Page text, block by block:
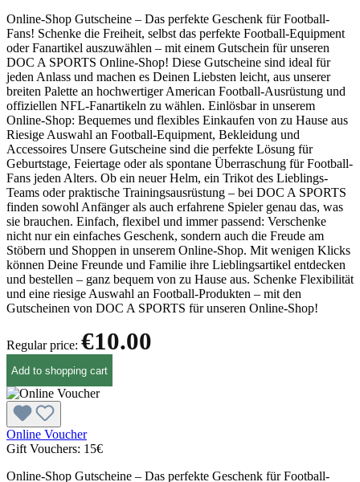
Online-Shop Gutscheine – Das perfekte Geschenk für Football-
Fans! Schenke die Freiheit, selbst das perfekte Football-Equipment
oder Fanartikel auszuwählen – mit einem Gutschein für unseren
DOC A SPORTS Online-Shop! Diese Gutscheine sind ideal für
jeden Anlass und machen es Deinen Liebsten leicht, aus unserer
breiten Palette an hochwertiger American Football-Ausrüstung und
offiziellen NFL-Fanartikeln zu wählen. Einlösbar in unserem
Online-Shop: Bequemes und flexibles Einkaufen von zu Hause aus
Riesige Auswahl an Football-Equipment, Bekleidung und
Accessoires Unsere Gutscheine sind die perfekte Lösung für
Geburtstage, Feiertage oder als spontane Überraschung für Football-
Fans jeden Alters. Ob ein neuer Helm, ein Trikot des Lieblings-
Teams oder praktische Trainingsausrüstung – bei DOC A SPORTS
finden sowohl Anfänger als auch erfahrene Spieler genau das, was
sie brauchen. Einfach, flexibel und immer passend: Verschenke
nicht nur ein einfaches Geschenk, sondern auch die Freude am
Stöbern und Shoppen in unserem Online-Shop. Mit wenigen Klicks
können Deine Freunde und Familie ihre Lieblingsartikel entdecken
und bestellen – ganz bequem von zu Hause aus. Schenke Flexibilität
und eine riesige Auswahl an Football-Produkten – mit den
Gutscheinen von DOC A SPORTS für unseren Online-Shop!
Regular price: €10.00
Add to shopping cart
Online Voucher
Gift Vouchers: 15€
Online-Shop Gutscheine – Das perfekte Geschenk für Football-